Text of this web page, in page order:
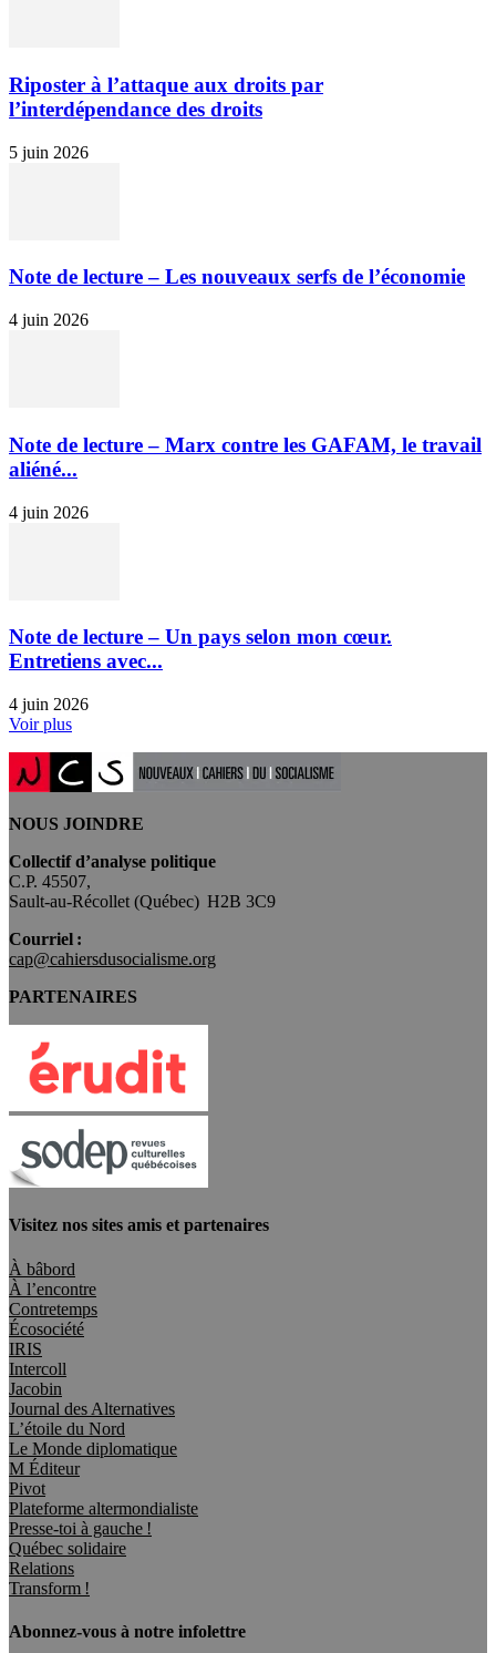
Riposter à l’attaque aux droits par
l’interdépendance des droits
5 juin 2026
Note de lecture – Les nouveaux serfs de l’économie
4 juin 2026
Note de lecture – Marx contre les GAFAM, le travail
aliéné...
4 juin 2026
Note de lecture – Un pays selon mon cœur.
Entretiens avec...
4 juin 2026
Voir plus
NOUS JOINDRE
Collectif d’analyse politique
C.P. 45507,
Sault-au-Récollet (Québec) H2B 3C9
Courriel :
cap@cahiersdusocialisme.org
PARTENAIRES
Visitez nos sites amis et partenaires
À bâbord
À l’encontre
Contretemps
Écosociété
IRIS
Intercoll
Jacobin
Journal des Alternatives
L’étoile du Nord
Le Monde diplomatique
M Éditeur
Pivot
Plateforme altermondialiste
Presse-toi à gauche !
Québec solidaire
Relations
Transform !
Abonnez-vous à notre infolettre